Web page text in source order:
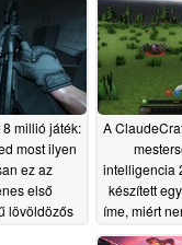
8 millió játék:
most ilyen
ez az
első
lövöldözős
A
intelligencia
készített
íme, miért